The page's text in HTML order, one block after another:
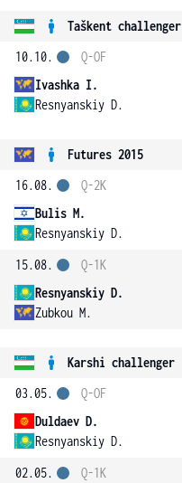
Taškent challenger
10.10.
Ivashka I.
Resnyanskiy D.
Q-OF
Futures 2015
16.08.
Bulis M.
Resnyanskiy D.
Q-2K
15.08.
Resnyanskiy D.
Zubkou M.
Q-1K
Karshi challenger
03.05.
Duldaev D.
Resnyanskiy D.
Q-OF
02.05.
Q-1K